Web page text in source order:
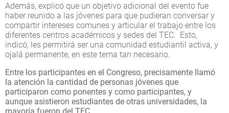
Además, explicó que un objetivo adicional del evento fue
haber reunido a las jóvenes para que pudieran conversar y
compartir intereses comunes y articular el trabajo entre los
diferentes centros académicos y sedes del TEC. Esto,
indicó, les permitirá ser una comunidad estudiantil activa, y
ojalá permanente, en este tema tan necesario.
Entre los participantes en el Congreso, precisamente llamó
la atención la cantidad de personas jóvenes que
participaron como ponentes y como participantes, y
aunque asistieron estudiantes de otras universidades, la